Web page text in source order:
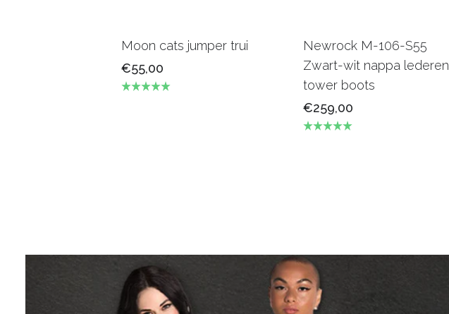
Moon cats jumper trui
€55,00
Newrock M-106-S55
Zwart-wit nappa lederen
tower boots
€259,00